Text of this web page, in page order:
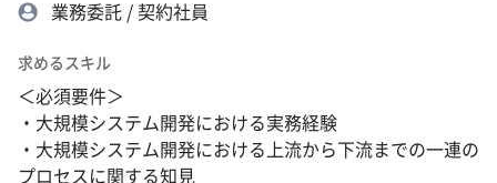
業務委託 / 契約社員
求めるスキル
＜必須要件＞
・大規模システム開発における実務経験
・大規模システム開発における上流から下流までの一連の
プロセスに関する知見